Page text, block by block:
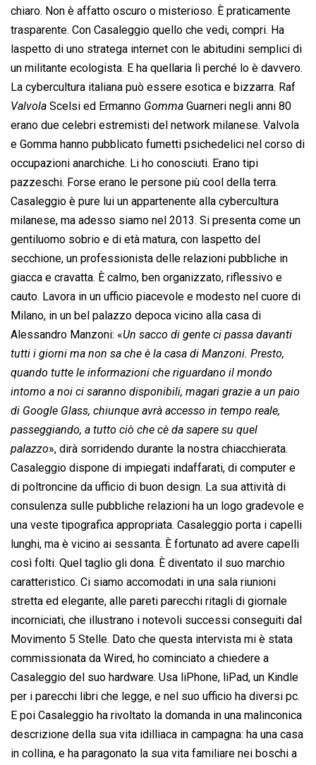
chiaro. Non è affatto oscuro o misterioso. È praticamente
trasparente. Con Casaleggio quello che vedi, compri. Ha
laspetto di uno stratega internet con le abitudini semplici di
un militante ecologista. E ha quellaria lì perché lo è davvero.
La cybercultura italiana può essere esotica e bizzarra. Raf
Valvola  Scelsi ed Ermanno  Gomma  Guarneri negli anni 80
erano due celebri estremisti del network milanese. Valvola
e Gomma hanno pubblicato fumetti psichedelici nel corso di
occupazioni anarchiche. Li ho conosciuti. Erano tipi
pazzeschi. Forse erano le persone più cool della terra.
Casaleggio è pure lui un appartenente alla cybercultura
milanese, ma adesso siamo nel 2013. Si presenta come un
gentiluomo sobrio e di età matura, con laspetto del
secchione, un professionista delle relazioni pubbliche in
giacca e cravatta. È calmo, ben organizzato, riflessivo e
cauto. Lavora in un ufficio piacevole e modesto nel cuore di
Milano, in un bel palazzo depoca vicino alla casa di
Alessandro Manzoni: «Un sacco di gente ci passa davanti
tutti i giorni ma non sa che è la casa di Manzoni. Presto,
quando tutte le informazioni che riguardano il mondo
intorno a noi ci saranno disponibili, magari grazie a un paio
di Google Glass, chiunque avrà accesso in tempo reale,
passeggiando, a tutto ciò che cè da sapere su quel
palazzo», dirà sorridendo durante la nostra chiacchierata.
Casaleggio dispone di impiegati indaffarati, di computer e
di poltroncine da ufficio di buon design. La sua attività di
consulenza sulle pubbliche relazioni ha un logo gradevole e
una veste tipografica appropriata. Casaleggio porta i capelli
lunghi, ma è vicino ai sessanta. È fortunato ad avere capelli
così folti. Quel taglio gli dona. È diventato il suo marchio
caratteristico. Ci siamo accomodati in una sala riunioni
stretta ed elegante, alle pareti parecchi ritagli di giornale
incorniciati, che illustrano i notevoli successi conseguiti dal
Movimento 5 Stelle. Dato che questa intervista mi è stata
commissionata da Wired, ho cominciato a chiedere a
Casaleggio del suo hardware. Usa liPhone, liPad, un Kindle
per i parecchi libri che legge, e nel suo ufficio ha diversi pc.
E poi Casaleggio ha rivoltato la domanda in una malinconica
descrizione della sua vita idilliaca in campagna: ha una casa
in collina, e ha paragonato la sua vita familiare nei boschi a